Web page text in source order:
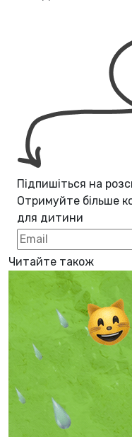
Підпишіться на
Отримуйте більше
для дитини
Читайте також